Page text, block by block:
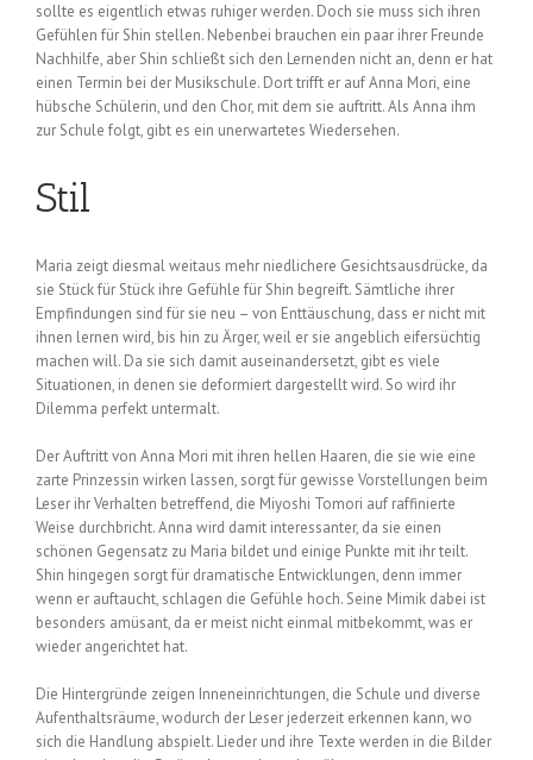
sollte es eigentlich etwas ruhiger werden. Doch sie muss sich ihren
Gefühlen für Shin stellen. Nebenbei brauchen ein paar ihrer Freunde
Nachhilfe, aber Shin schließt sich den Lernenden nicht an, denn er hat
einen Termin bei der Musikschule. Dort trifft er auf Anna Mori, eine
hübsche Schülerin, und den Chor, mit dem sie auftritt. Als Anna ihm
zur Schule folgt, gibt es ein unerwartetes Wiedersehen.
Stil
Maria zeigt diesmal weitaus mehr niedlichere Gesichtsausdrücke, da
sie Stück für Stück ihre Gefühle für Shin begreift. Sämtliche ihrer
Empfindungen sind für sie neu – von Enttäuschung, dass er nicht mit
ihnen lernen wird, bis hin zu Ärger, weil er sie angeblich eifersüchtig
machen will. Da sie sich damit auseinandersetzt, gibt es viele
Situationen, in denen sie deformiert dargestellt wird. So wird ihr
Dilemma perfekt untermalt.
Der Auftritt von Anna Mori mit ihren hellen Haaren, die sie wie eine
zarte Prinzessin wirken lassen, sorgt für gewisse Vorstellungen beim
Leser ihr Verhalten betreffend, die Miyoshi Tomori auf raffinierte
Weise durchbricht. Anna wird damit interessanter, da sie einen
schönen Gegensatz zu Maria bildet und einige Punkte mit ihr teilt.
Shin hingegen sorgt für dramatische Entwicklungen, denn immer
wenn er auftaucht, schlagen die Gefühle hoch. Seine Mimik dabei ist
besonders amüsant, da er meist nicht einmal mitbekommt, was er
wieder angerichtet hat.
Die Hintergründe zeigen Inneneinrichtungen, die Schule und diverse
Aufenthaltsräume, wodurch der Leser jederzeit erkennen kann, wo
sich die Handlung abspielt. Lieder und ihre Texte werden in die Bilder